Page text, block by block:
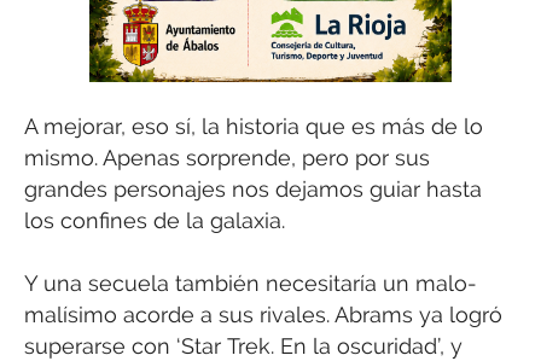
A mejorar, eso sí, la historia que es más de lo
mismo. Apenas sorprende, pero por sus
grandes personajes nos dejamos guiar hasta
los confines de la galaxia.
Y una secuela también necesitaría un malo-
malísimo acorde a sus rivales. Abrams ya logró
superarse con ‘Star Trek. En la oscuridad’, y